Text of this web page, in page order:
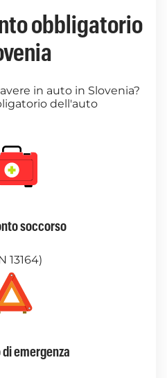
obbligatorio
in auto in Slovenia?
dell'auto
soccorso
13164)
di emergenza